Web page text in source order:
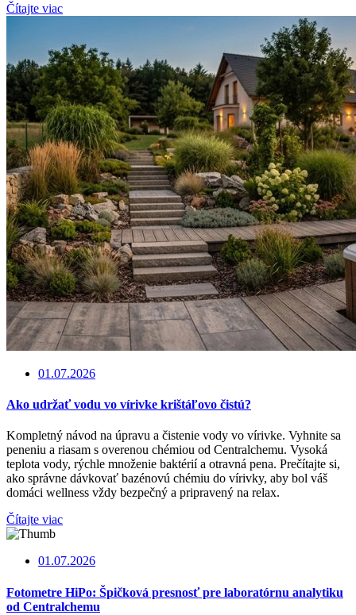
Čítajte viac
01.07.2026
Ako udržať vodu vo vírivke krištáľovo čistú?
Kompletný návod na úpravu a čistenie vody vo vírivke. Vyhnite sa
peneniu a riasam s overenou chémiou od Centralchemu. Vysoká
teplota vody, rýchle množenie baktérií a otravná pena. Prečítajte si,
ako správne dávkovať bazénovú chémiu do vírivky, aby bol váš
domáci wellness vždy bezpečný a pripravený na relax.
Čítajte viac
01.07.2026
Fotometre HiPo: Špičková presnosť pre laboratórnu analytiku
od Centralchemu